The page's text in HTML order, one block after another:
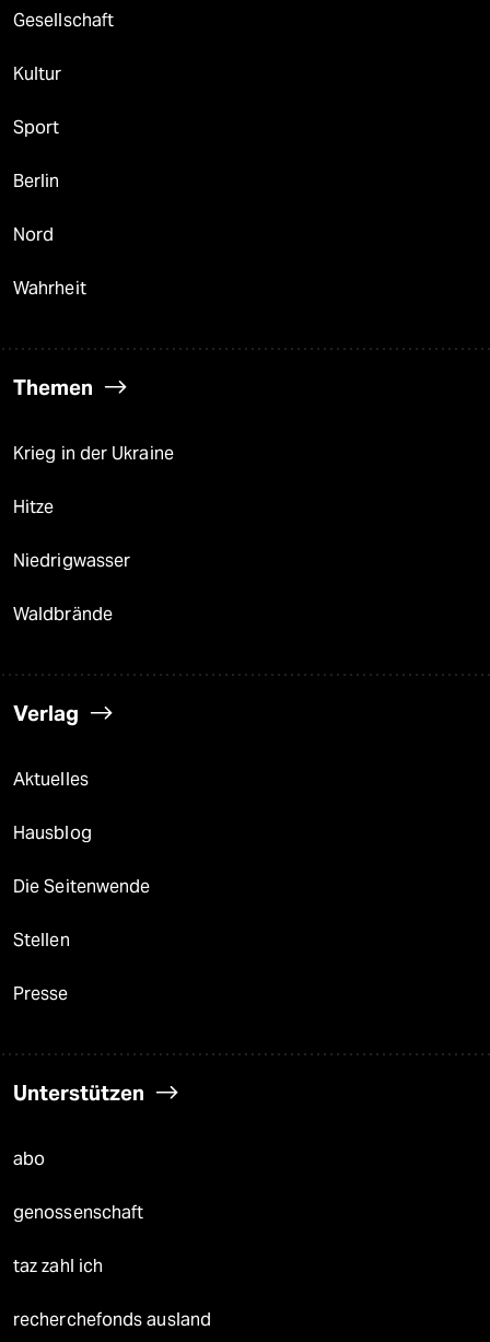
Gesellschaft
Kultur
Sport
Berlin
Nord
Wahrheit
Themen
Krieg in der Ukraine
Hitze
Niedrigwasser
Waldbrände
Verlag
Aktuelles
Hausblog
Die Seitenwende
Stellen
Presse
Unterstützen
abo
genossenschaft
taz zahl ich
recherchefonds ausland